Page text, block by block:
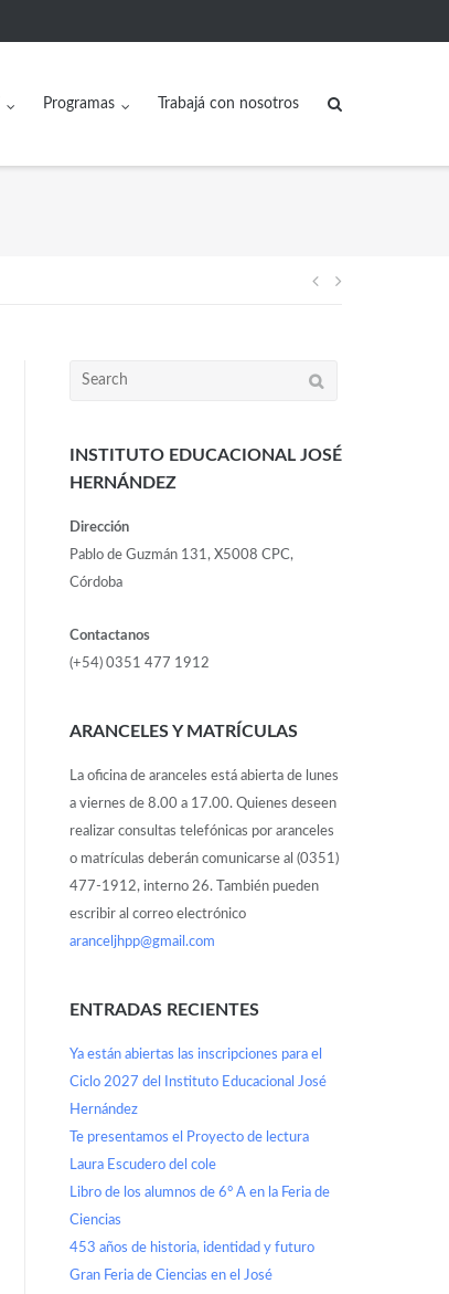
Programas Trabajá con nosotros
INSTITUTO EDUCACIONAL JOSÉ
HERNÁNDEZ
Dirección
Pablo de Guzmán 131, X5008 CPC,
Córdoba
Contactanos
(+54) 0351 477 1912
ARANCELES Y MATRÍCULAS
La oficina de aranceles está abierta de lunes
a viernes de 8.00 a 17.00. Quienes deseen
realizar consultas telefónicas por aranceles
o matrículas deberán comunicarse al (0351)
477-1912, interno 26. También pueden
escribir al correo electrónico
aranceljhpp@gmail.com
ENTRADAS RECIENTES
Ya están abiertas las inscripciones para el
Ciclo 2027 del Instituto Educacional José
Hernández
Te presentamos el Proyecto de lectura
Laura Escudero del cole
Libro de los alumnos de 6° A en la Feria de
Ciencias
453 años de historia, identidad y futuro
Gran Feria de Ciencias en el José